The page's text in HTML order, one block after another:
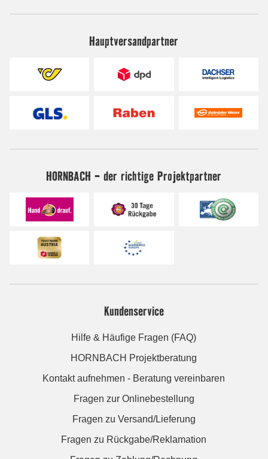
Hauptversandpartner
HORNBACH - der richtige Projektpartner
Kundenservice
Hilfe & Häufige Fragen (FAQ)
HORNBACH Projektberatung
Kontakt aufnehmen - Beratung vereinbaren
Fragen zur Onlinebestellung
Fragen zu Versand/Lieferung
Fragen zu Rückgabe/Reklamation